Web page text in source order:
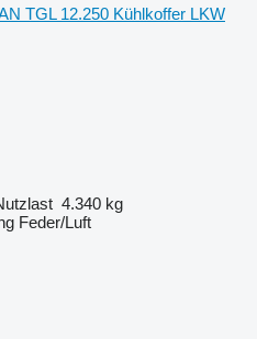
TGL 12.250 Kühlkoffer LKW
4.340 kg
Feder/Luft